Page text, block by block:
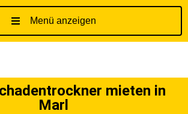
Menü anzeigen
mieten in
Marl